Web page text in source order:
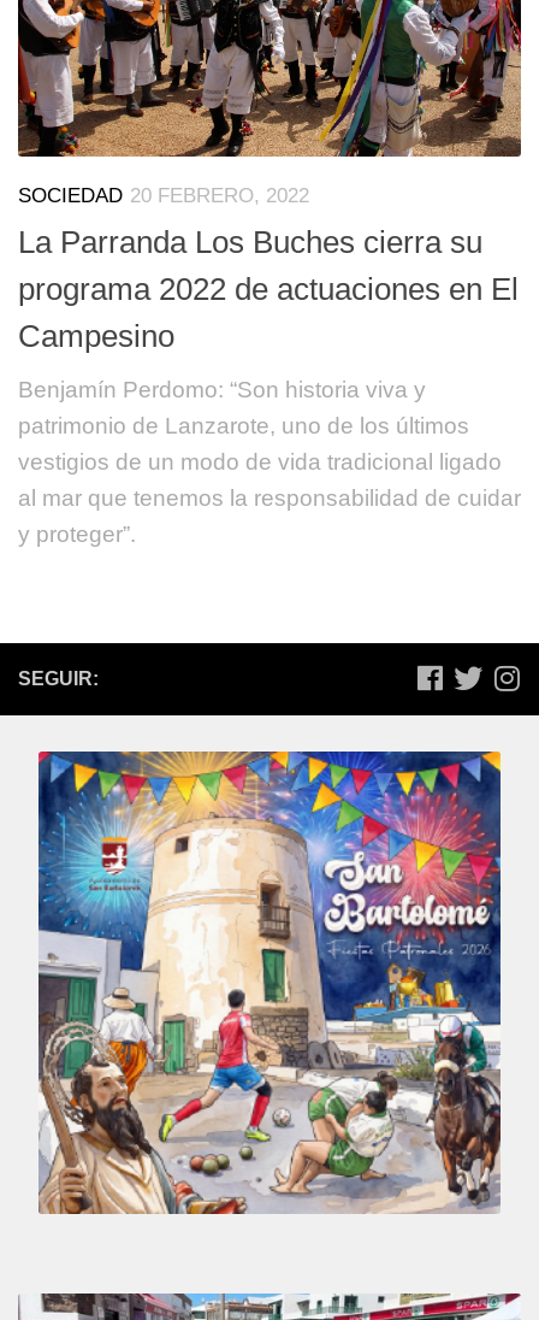
SOCIEDAD 20 FEBRERO, 2022
La Parranda Los Buches cierra su
programa 2022 de actuaciones en El
Campesino
Benjamín Perdomo: “Son historia viva y
patrimonio de Lanzarote, uno de los últimos
vestigios de un modo de vida tradicional ligado
al mar que tenemos la responsabilidad de cuidar
y proteger”.
SEGUIR: